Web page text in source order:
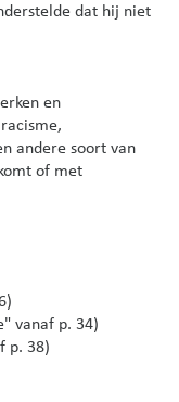
steldedat hij niet
en
andere soort van
of met
vanaf p. 34)
p. 38)